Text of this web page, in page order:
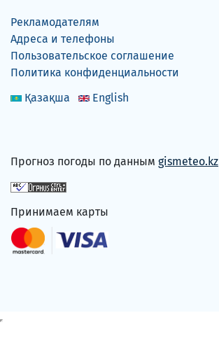
Рекламодателям
Адреса и телефоны
Пользовательское соглашение
Политика конфиденциальности
Қазақша
English
Прогноз погоды по данным gismeteo.kz
Принимаем карты